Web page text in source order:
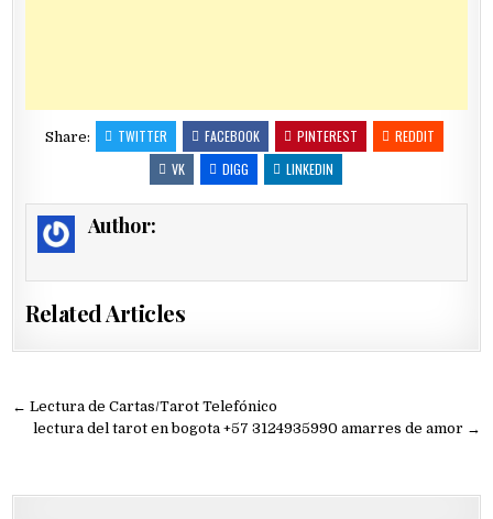
Share: TWITTER FACEBOOK PINTEREST
REDDIT
VK
DIGG LINKEDIN
Author:
Related Articles
Navegación
de
← Lectura de Cartas/Tarot Telefónico
lectura del tarot en bogota +57 3124935990 amarres de amor →